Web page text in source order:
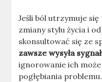
Jeśli ból utrzymuje
zmiany stylu życia i
skonsultować się ze
zawsze wysyła
ignorowanie ich
pogłębiania problemu.